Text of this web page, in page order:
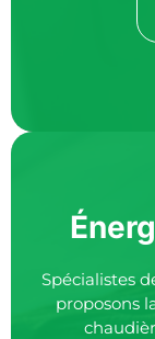
Spécialistes
proposons